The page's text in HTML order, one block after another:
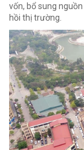
vốn, bổ sung
hồi thị trường.